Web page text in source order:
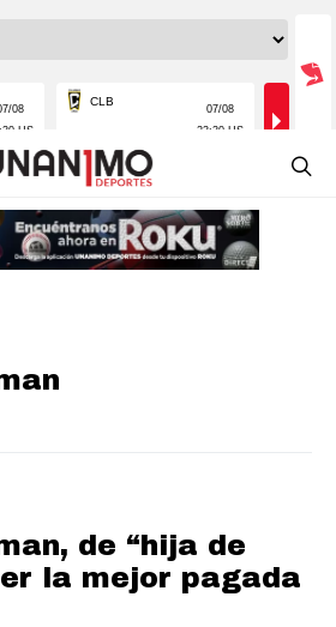
de “hija de
la mejor pagada